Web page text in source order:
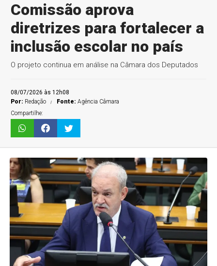
Comissão aprova
diretrizes para fortalecer a
inclusão escolar no país
O projeto continua em análise na Câmara dos Deputados
08/07/2026 às 12h08
Por: Redação Fonte:Agência Câmara
Compartilhe: